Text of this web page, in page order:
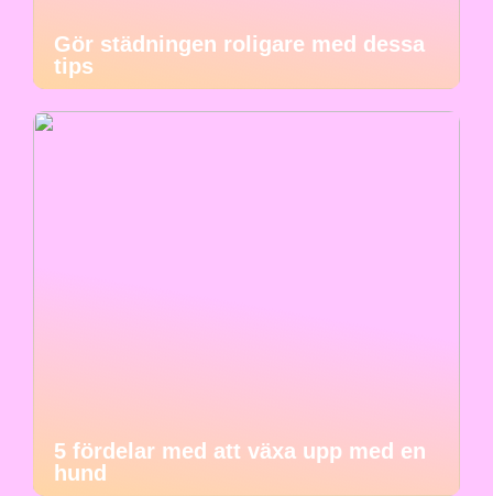
Gör städningen roligare med dessa
tips
5 fördelar med att växa upp med en
hund